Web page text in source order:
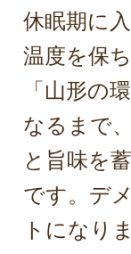
休眠期に
温度を保
「山形の
なるまで
と旨味を
です。デ
トになり